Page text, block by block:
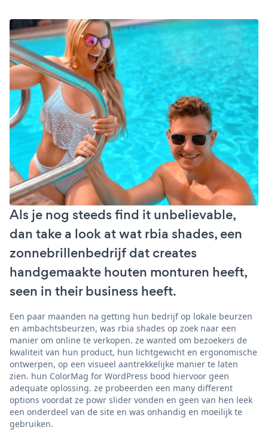
Als je nog steeds find it unbelievable,
dan take a look at wat rbia shades, een
zonnebrillenbedrijf dat creates
handgemaakte houten monturen heeft,
seen in their business heeft.
Een paar maanden na getting hun bedrijf op lokale beurzen
en ambachtsbeurzen, was rbia shades op zoek naar een
manier om online te verkopen. ze wanted om bezoekers de
kwaliteit van hun product, hun lichtgewicht en ergonomische
ontwerpen, op een visueel aantrekkelijke manier te laten
zien. hun ColorMag for WordPress bood hiervoor geen
adequate oplossing. ze probeerden een many different
options voordat ze powr slider vonden en geen van hen leek
een onderdeel van de site en was onhandig en moeilijk te
gebruiken.